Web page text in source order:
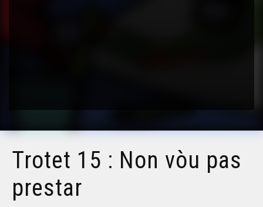
Trotet 15 : Non vòu pas
prestar